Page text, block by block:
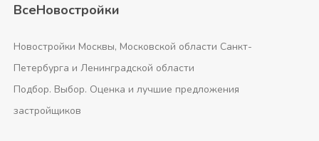
ВсеНовостройки
Новостройки Москвы, Московской области Санкт-
Петербурга и Ленинградской области
Подбор. Выбор. Оценка и лучшие предложения
застройщиков